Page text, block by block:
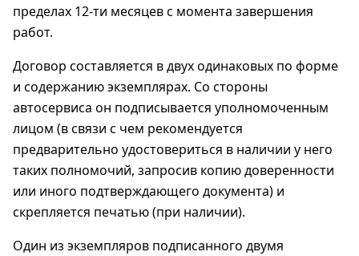
пределах 12-ти месяцев с момента завершения
работ.
Договор составляется в двух одинаковых по форме
и содержанию экземплярах. Со стороны
автосервиса он подписывается уполномоченным
лицом (в связи с чем рекомендуется
предварительно удостовериться в наличии у него
таких полномочий, запросив копию доверенности
или иного подтверждающего документа) и
скрепляется печатью (при наличии).
Один из экземпляров подписанного двумя